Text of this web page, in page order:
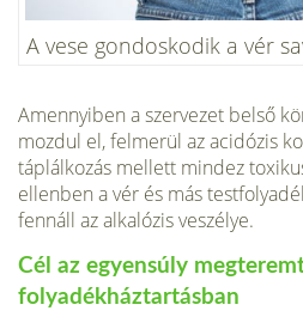
A vese gondoskodik a vér
Amennyiben a szervezet belső
mozdul el, felmerül az acidózis
táplálkozás mellett mindez
ellenben a vér és más
fennáll az alkalózis veszélye.
Cél az egyensúly
folyadékháztartásban